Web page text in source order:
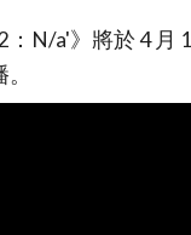
N/a'》將於 4 月